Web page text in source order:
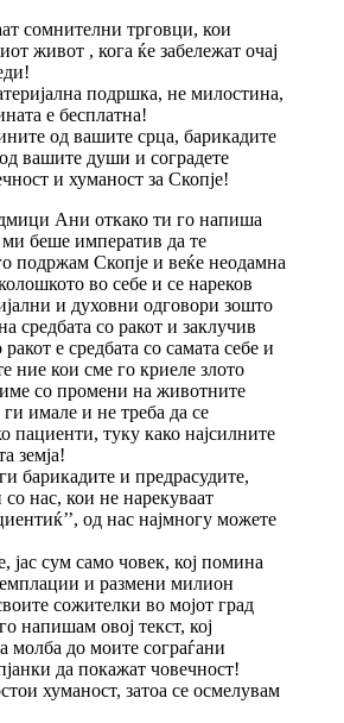
сомнителни трговци, кои
живот , кога ќе забележат очај
подршка, не милостина,
е бесплатна!
од вашите срца, барикадите
вашите души и соградете
и хуманост за Скопје!
Ани откако ти го напиша
ми беше императив да те
подржам Скопје и веќе неодамна
во себе и се нареков
и духовни одговори зошто
средбата со ракот и заклучив
ракот е средбата со самата себе и
ние кои сме го криеле злото
со промени на животните
имале и не треба да се
пациенти, туку како најсилните
земја!
барикадите и предрасудите,
со нас, кои не нарекуваат
од нас најмногу можете
јас сум само човек, кој помина
и размени милион
сожителки во мојот град
напишам овој текст, кој
молба до моите сограѓани
да покажат човечност!
хуманост, затоа се осмелувам